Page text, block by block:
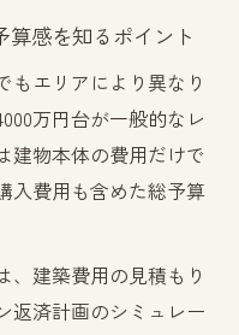
する注文住宅の選
住宅の特徴
格の特徴を徹底解
外の違いを比較す
住宅のデザイン傾
感を知るポイント
もエリアにより異なり
万円台が一般的なレ
建物本体の費用だけで
入費用も含めた総予算
、建築費用の見積もり
返済計画のシミュレー